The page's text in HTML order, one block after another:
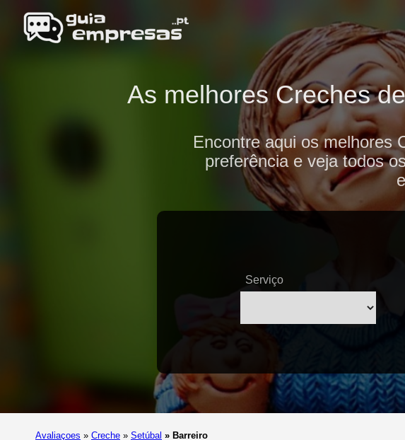
As melhores Creches
Encontre aqui os melhores
preferência e veja todos
Serviço
Avaliaçoes » Creche » Setúbal » Barreiro